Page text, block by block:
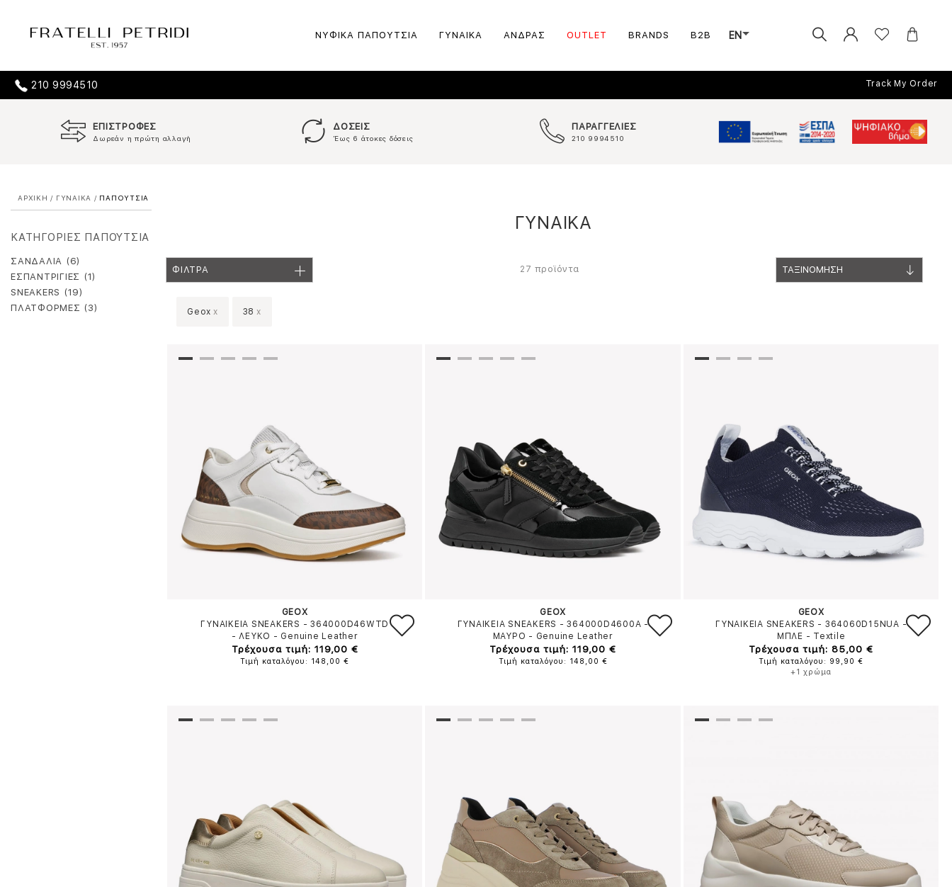
ΝΥΦΙΚΑ ΠΑΠΟΥΤΣΙΑ ΓΥΝΑΙΚΑ ΑΝΔΡΑΣ OUTLET BRANDS B2B EN
210 9994510 Track My Order
ΕΠΙΣΤΡΟΦΕΣ
Δωρεάν η πρώτη αλλαγή
ΔΟΣΕΙΣ
Έως 6 άτοκες δόσεις
ΠΑΡΑΓΓΕΛΙΕΣ
210 9994510
ΑΡΧΙΚΗ / ΓΥΝΑΙΚΑ / ΠΑΠΟΥΤΣΙΑ
ΚΑΤΗΓΟΡΙΕΣ ΠΑΠΟΥΤΣΙΑ
ΣΑΝΔΑΛΙΑ (6)
ΕΣΠΑΝΤΡΙΓΙΕΣ (1)
SNEAKERS (19)
ΠΛΑΤΦΟΡΜΕΣ (3)
ΓΥΝΑΙΚΑ
ΦΙΛΤΡΑ 27 προϊόντα ΤΑΞΙΝΟΜΗΣΗ
Geox x 38 x
GEOX
ΓΥΝΑΙΚΕΙΑ SNEAKERS - 364000D46WTD
-ΛΕΥΚΟ - Genuine Leather
Τρέχουσα τιμή: 119,00 €
Τιμή καταλόγου: 148,00 €
GEOX
ΓΥΝΑΙΚΕΙΑ SNEAKERS - 364000D4600A -
ΜΑΥΡΟ - Genuine Leather
Τρέχουσα τιμή: 119,00 €
Τιμή καταλόγου: 148,00 €
GEOX
ΓΥΝΑΙΚΕΙΑ SNEAKERS - 364060D15NUA -
ΜΠΛΕ - Textile
Τρέχουσα τιμή: 85,00 €
Τιμή καταλόγου: 99,90 €
+1 χρώμα